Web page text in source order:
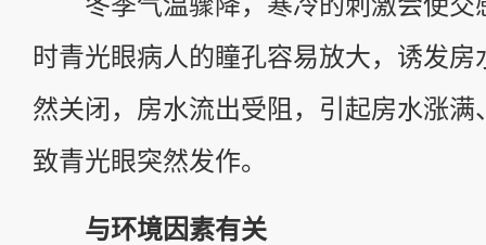
时青光眼病人的瞳孔容易放大，诱发房
然关闭，房水流出受阻，引起房水涨满
致青光眼突然发作。
与环境因素有关